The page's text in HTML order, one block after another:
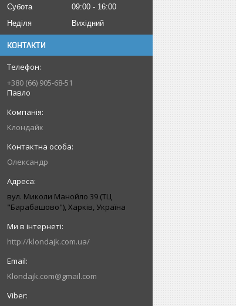
Субота
09:00
16:00
Неділя
Вихідний
КОНТАКТИ
+380 (66) 905-68-51
Павло
Клондайк
Олександр
вул. Миколи Манойло 39 (ТЦ
"Барабашово"), Харків, Україна
http://klondajk.com.ua/
Klondajk.com@gmail.com